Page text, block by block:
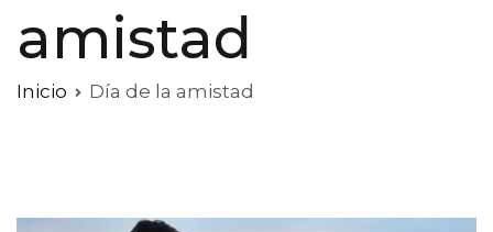
amistad
Inicio Día de la amistad